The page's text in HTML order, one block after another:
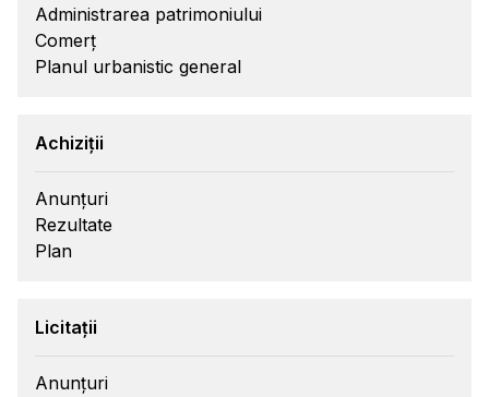
Administrarea patrimoniului
Comerț
Planul urbanistic general
Achiziții
Anunțuri
Rezultate
Plan
Licitații
Anunțuri